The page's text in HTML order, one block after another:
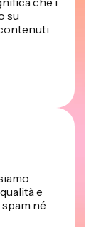
su
e
né